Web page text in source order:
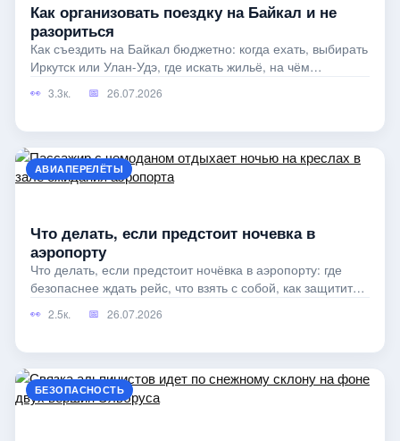
Как организовать поездку на Байкал и не
разориться
3.3к. 26.07.2026
Как съездить на Байкал бюджетно: когда ехать, выбирать
Иркутск или Улан-Удэ, где искать жильё, на чём
АВИАПЕРЕЛЁТЫ
Что делать, если предстоит ночевка в
аэропорту
2.5к. 26.07.2026
Что делать, если предстоит ночёвка в аэропорту: где
безопаснее ждать рейс, что взять с собой, как защитить
БЕЗОПАСНОСТЬ